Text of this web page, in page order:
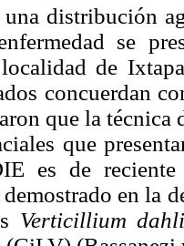
distribución
se
de
concuerdan
que la técnica
que
es de
en la
Verticillium